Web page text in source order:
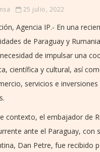
25 julio, 2022
Agencia IP.- En una
de Paraguay y
de impulsar una
científica y cultural, así
servicios e
contexto, el embajador de
ante el Paraguay, con
Dan Petre, fue recibido